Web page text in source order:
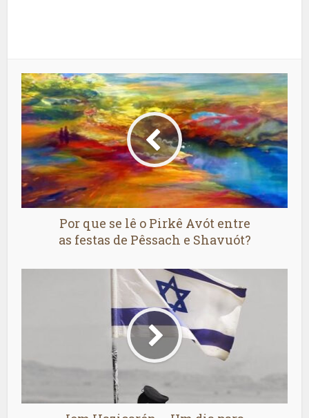
Por que se lê o Pirkê Avót entre
as festas de Pêssach e Shavuót?